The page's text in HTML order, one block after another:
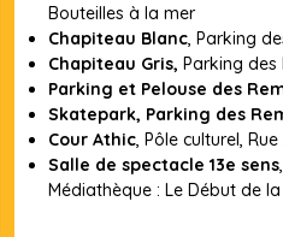
Bouteilles à la mer
Chapiteau Blanc, Parking
Chapiteau Gris, Parking des
Parking et Pelouse des
Skatepark, Parking des
Cour Athic, Pôle culturel,
Salle de spectacle 13e sens
Médiathèque : Le Début de la